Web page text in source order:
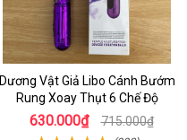
Dương Vật Giả Libo Cánh Bướm
Rung Xoay Thụt 6 Chế Độ
630.000₫ 715.000₫